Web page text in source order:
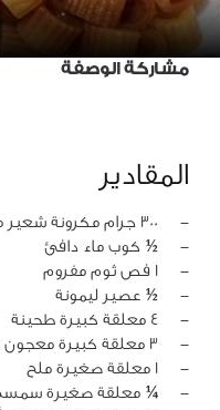
مشاركة الوصفة
المقادير
‏-
300 جرام مكرونة شعير محمص
‏-
½ كوب ماء دافئ
‏-
1 فص ثوم مفروم
‏-
½ عصير ليمونة
‏-
4 معلقة كبيرة طحينة
‏-
3 معلقة كبيرة معجون تمر
‏-
1 معلقة صغيرة ملح
‏-
¼ معلقة صغيرة